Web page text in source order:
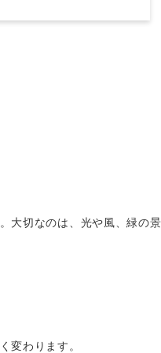
大切なのは、光や風、緑の
変わります。